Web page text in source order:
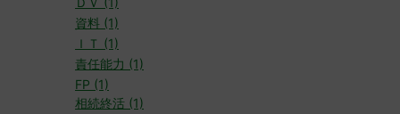
資料 (1)
ＩＴ (1)
責任能力 (1)
FP (1)
相続終活 (1)